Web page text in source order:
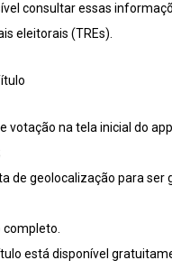
consultar essas
eleitorais (TREs).
votação na tela inicial do
de geolocalização para ser
completo.
está disponível